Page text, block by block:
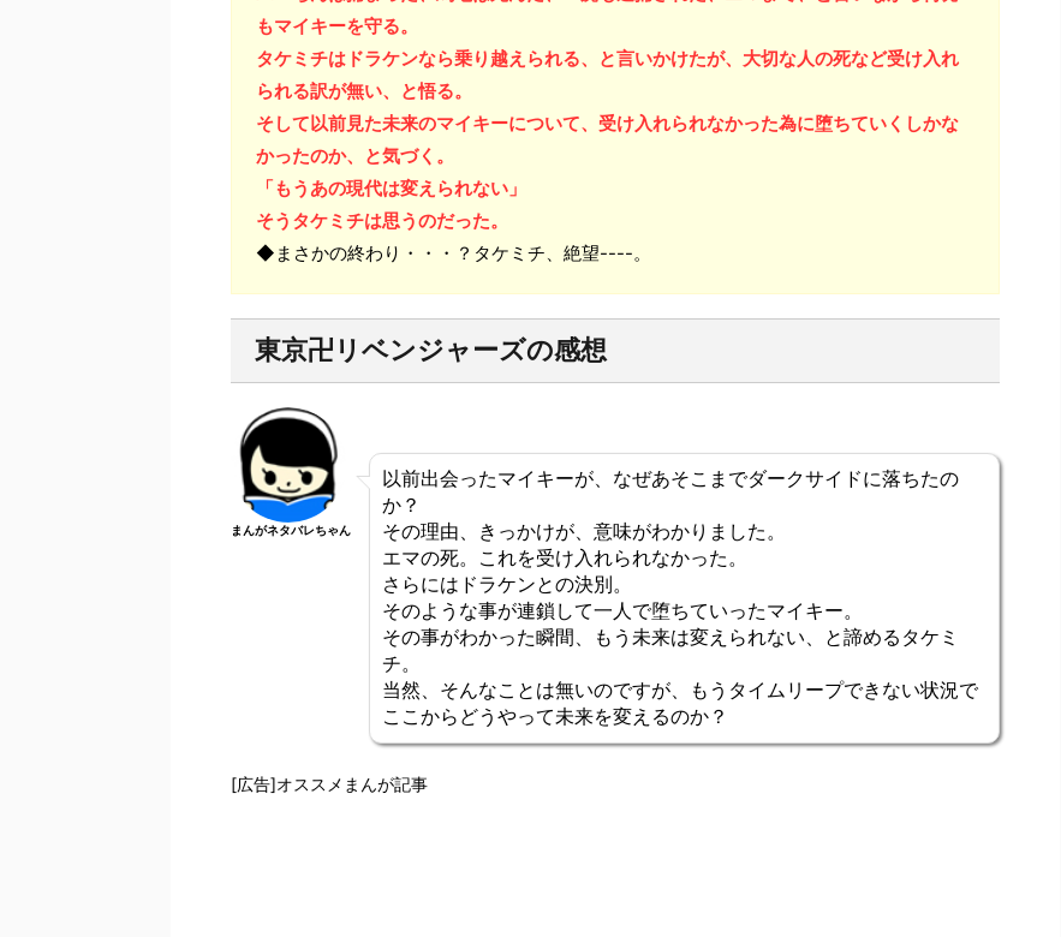
もマイキーを守る。
タケミチはドラケンなら乗り越えられる、と言いかけたが、大切な人の死など受け入れ
られる訳が無い、と悟る。
そして以前見た未来のマイキーについて、受け入れられなかった為に堕ちていくしかな
かったのか、と気づく。
「もうあの現代は変えられない」
そうタケミチは思うのだった。
◆まさかの終わり・・・？タケミチ、絶望----。
東京卍リベンジャーズの感想
まんがネタバレちゃん
以前出会ったマイキーが、なぜあそこまでダークサイドに落ちたの
か？
その理由、きっかけが、意味がわかりました。
エマの死。これを受け入れられなかった。
さらにはドラケンとの決別。
そのような事が連鎖して一人で堕ちていったマイキー。
その事がわかった瞬間、もう未来は変えられない、と諦めるタケミ
チ。
当然、そんなことは無いのですが、もうタイムリープできない状況で
ここからどうやって未来を変えるのか？
[広告]オススメまんが記事